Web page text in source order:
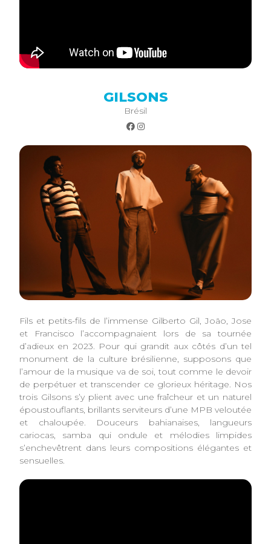
GILSONS
Brésil
Fils et petits-fils de l’immense Gilberto Gil, João, Jose
et Francisco l’accompagnaient lors de sa tournée
d’adieux en 2023. Pour qui grandit aux côtés d’un tel
monument de la culture brésilienne, supposons que
l’amour de la musique va de soi, tout comme le devoir
de perpétuer et transcender ce glorieux héritage. Nos
trois Gilsons s’y plient avec une fraîcheur et un naturel
époustouflants, brillants serviteurs d’une MPB veloutée
et chaloupée. Douceurs bahianaises, langueurs
cariocas, samba qui ondule et mélodies limpides
s’enchevêtrent dans leurs compositions élégantes et
sensuelles.